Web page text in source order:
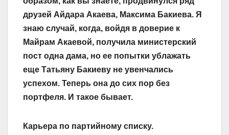
друзей Айдара Акаева, Максима Бакиева. Я
знаю случай, когда, войдя в доверие к
Майрам Акаевой, получила министерский
пост одна дама, но ее попытки ублажать
еще Татьяну Бакиеву не увенчались
успехом. Теперь она до сих пор без
портфеля. И такое бывает.
Карьера по партийному списку.